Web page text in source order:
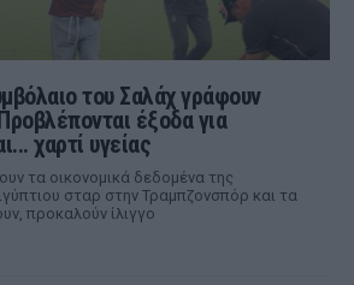
του Σαλάχ γράφουν
έξοδα για
χαρτί υγείας
τα οικονομικά δεδομένα της
σταρ στην Τραμπζονσπόρ και τα
προκαλούν ίλιγγο